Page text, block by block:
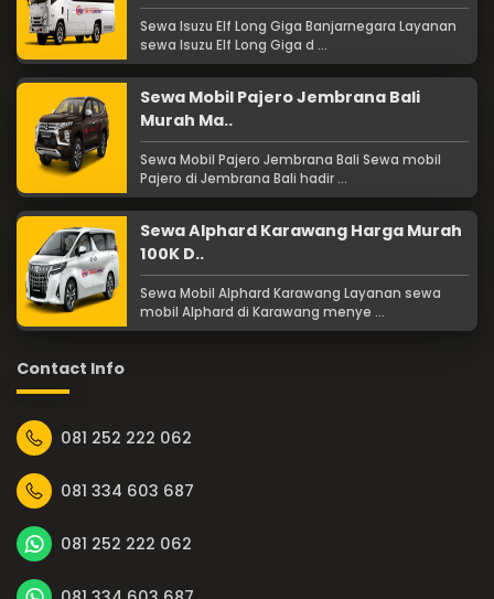
Sewa Isuzu Elf Long Giga Banjarnegara Layanan
sewa Isuzu Elf Long Giga d ...
Sewa Mobil Pajero Jembrana Bali
Murah Ma..
Sewa Mobil Pajero Jembrana Bali Sewa mobil
Pajero di Jembrana Bali hadir ...
Sewa Alphard Karawang Harga Murah
100K D..
Sewa Mobil Alphard Karawang Layanan sewa
mobil Alphard di Karawang menye ...
Contact Info
081 252 222 062
081 334 603 687
081 252 222 062